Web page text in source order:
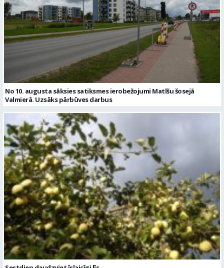
No 10. augusta sāksies satiksmes ierobežojumi Matīšu šosejā
Valmierā. Uzsāks pārbūves darbus